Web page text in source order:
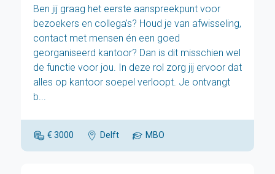
Ben jij graag het eerste aanspreekpunt voor
bezoekers en collega's? Houd je van afwisseling,
contact met mensen én een goed
georganiseerd kantoor? Dan is dit misschien wel
de functie voor jou. In deze rol zorg jij ervoor dat
alles op kantoor soepel verloopt. Je ontvangt
b...
€ 3000 Delft MBO